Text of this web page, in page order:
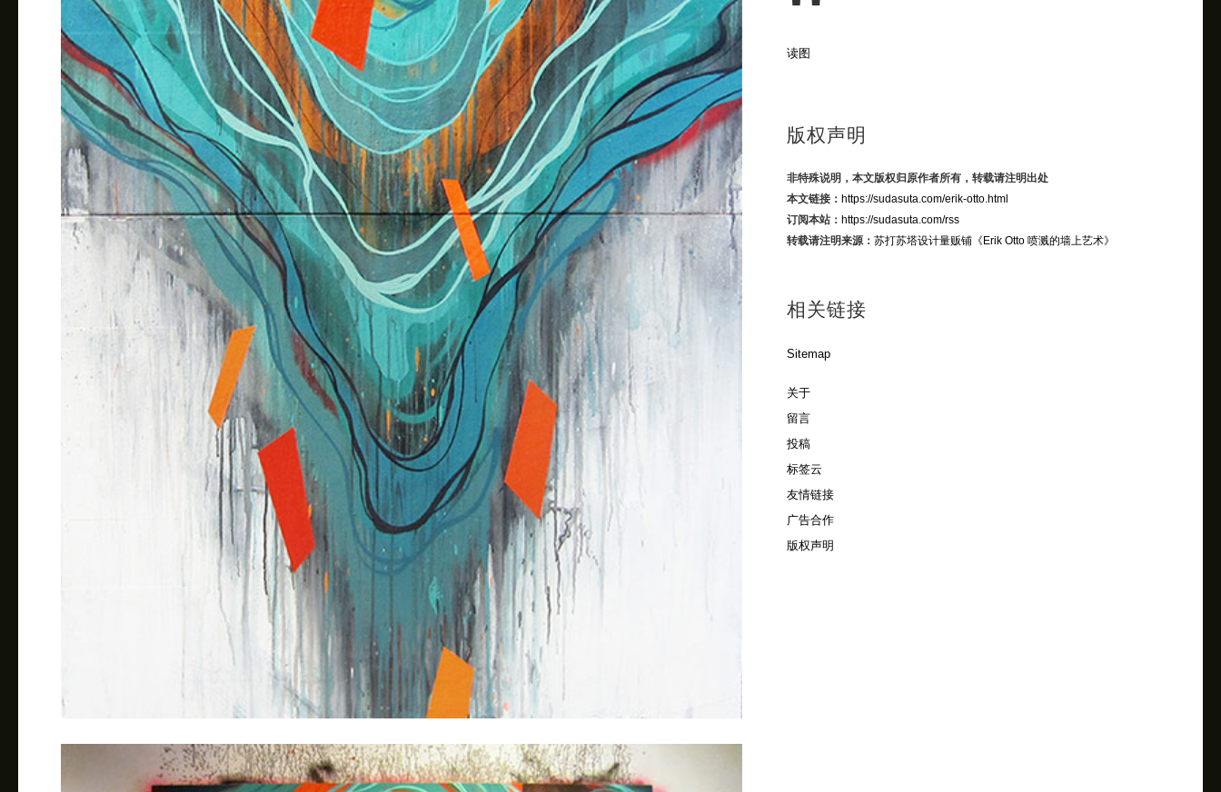
读图
版权声明
非特殊说明，本文版权归原作者所有，转载请注明出处
本文链接： https://sudasuta.com/erik-otto.html
订阅本站： https://sudasuta.com/rss
转载请注明来源： 苏打苏塔设计量贩铺《Erik Otto 喷溅的墙上艺术》
相关链接
Sitemap
关于
留言
投稿
标签云
友情链接
广告合作
版权声明